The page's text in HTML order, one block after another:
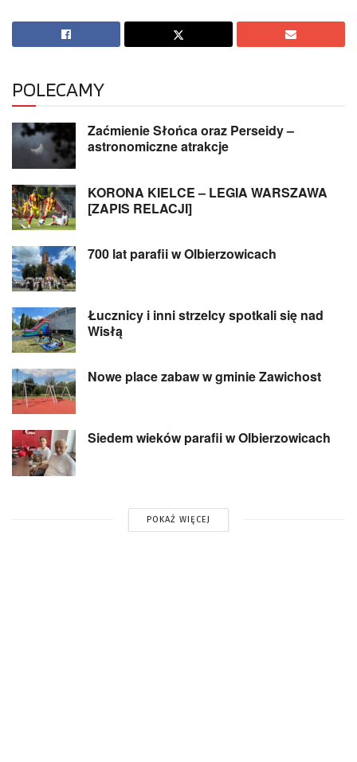
POLECAMY
Zaćmienie Słońca oraz Perseidy –
astronomiczne atrakcje
KORONA KIELCE – LEGIA WARSZAWA
[ZAPIS RELACJI]
700 lat parafii w Olbierzowicach
Łucznicy i inni strzelcy spotkali się nad
Wisłą
Nowe place zabaw w gminie Zawichost
Siedem wieków parafii w Olbierzowicach
POKAŻ WIĘCEJ